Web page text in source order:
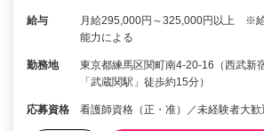
給与
月給295,000円～325,000円以上 ※給
能力による
勤務地
東京都練馬区関町南4-20-16（西武新
「武蔵関駅」徒歩約15分）
応募資格 看護師資格（正・准）／未経験者大歓